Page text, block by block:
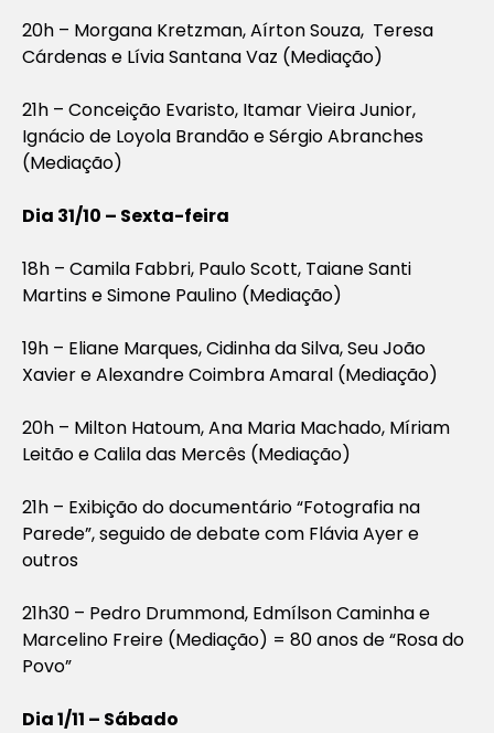
20h – Morgana Kretzman, Aírton Souza, Teresa
Cárdenas e Lívia Santana Vaz (Mediação)
21h – Conceição Evaristo, Itamar Vieira Junior,
Ignácio de Loyola Brandão e Sérgio Abranches
(Mediação)
Dia 31/10 – Sexta-feira
18h – Camila Fabbri, Paulo Scott, Taiane Santi
Martins e Simone Paulino (Mediação)
19h – Eliane Marques, Cidinha da Silva, Seu João
Xavier e Alexandre Coimbra Amaral (Mediação)
20h – Milton Hatoum, Ana Maria Machado, Míriam
Leitão e Calila das Mercês (Mediação)
21h – Exibição do documentário “Fotografia na
Parede”, seguido de debate com Flávia Ayer e
outros
21h30 – Pedro Drummond, Edmílson Caminha e
Marcelino Freire (Mediação) = 80 anos de “Rosa do
Povo”
Dia 1/11 – Sábado